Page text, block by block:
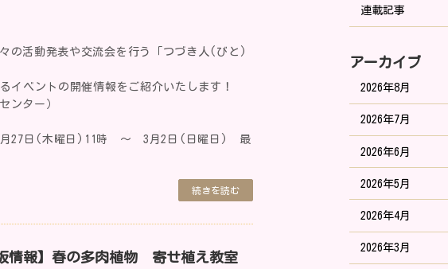
の活動発表や交流会を行う「つづき人(びと)
イベントの開催情報をご紹介いたします！
ンター）
2月27日(木曜日)11時 ～ 3月2日(日曜日) 最
続きを読む
情報】春の多肉植物 寄せ植え教室
連載記事
アーカイブ
2026年8月
2026年7月
2026年6月
2026年5月
2026年4月
2026年3月